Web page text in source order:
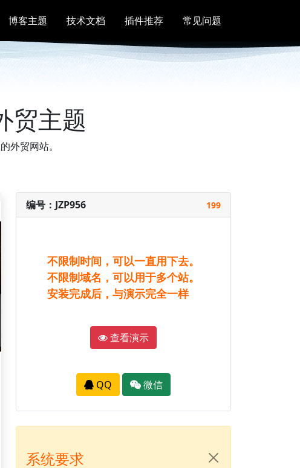
博客主题 技术文档 插件推荐 常见问题
贸主题
外贸网站。
编号：JZP956 199
不限制时间，可以一直用下去。
不限制域名，可以用于多个站。
安装完成后，与演示完全一样。
查看演示
QQ 微信
系统要求